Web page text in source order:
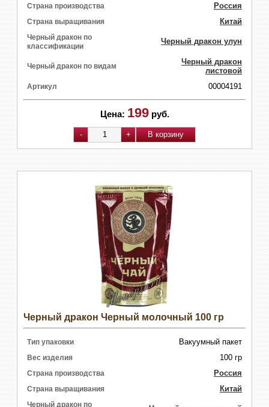
Страна производства Россия
Страна выращивания Китай
Черный дракон по
классификации
Черный дракон улун
Черный дракон по видам
Черный дракон
листовой
Артикул 00004191
Цена: 199 руб.
Черный дракон Черный молочный 100 гр
Тип упаковки Вакуумный пакет
Вес изделия 100 гр
Страна производства Россия
Страна выращивания Китай
Черный дракон по